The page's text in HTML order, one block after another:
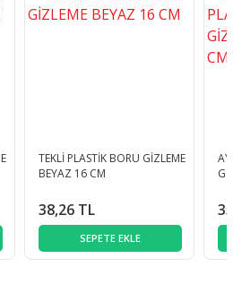
TEKLİ PLASTİK BORU GİZLEME
BEYAZ 16 CM
38,26 TL
SEPETE EKLE